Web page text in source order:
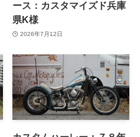
カスタムハーレー：７８年
ショベル：リジットスプリ
ンガー：カスタマイズド愛
知県Ｋ様
2026年6月24日